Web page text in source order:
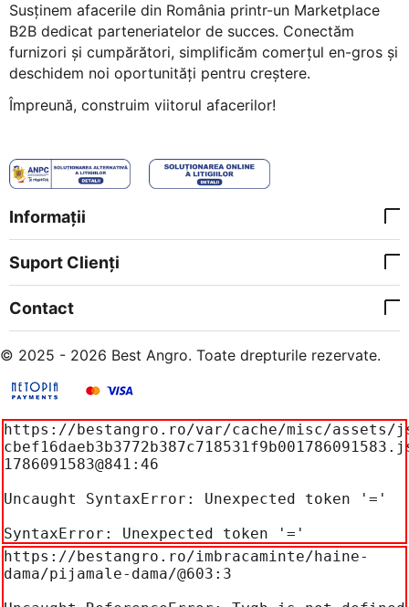
Susținem afacerile din România printr-un Marketplace
B2B dedicat parteneriatelor de succes. Conectăm
furnizori și cumpărători, simplificăm comerțul en-gros și
deschidem noi oportunități pentru creștere.
Împreună, construim viitorul afacerilor!
Informații
Suport Clienți
Contact
© 2025 - 2026 Best Angro. Toate drepturile rezervate.
https://bestangro.ro/var/cache/misc/
1786091583@841:46
Uncaught SyntaxError: Unexpected token '='
SyntaxError: Unexpected token '='
https://bestangro.ro/imbracaminte/haine-
dama/pijamale-dama/@603:3